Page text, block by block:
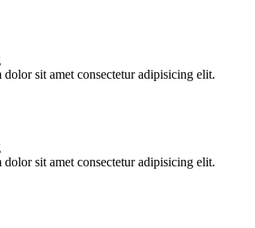
sit amet consectetur adipisicing elit.
sit amet consectetur adipisicing elit.